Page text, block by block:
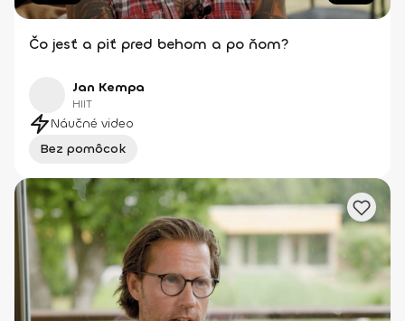
Čo jesť a piť pred behom a po ňom?
Jan Kempa
HIIT
Náučné video
Bez pomôcok